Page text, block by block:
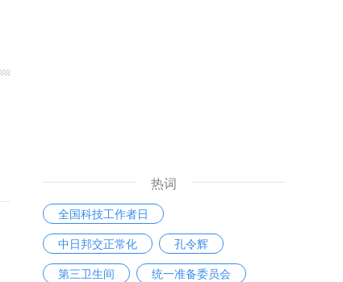
热词
全国科技工作者日
中日邦交正常化
孔令辉
第三卫生间
统一准备委员会